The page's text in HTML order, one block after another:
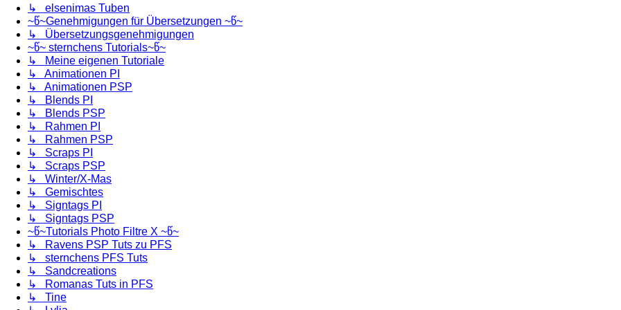
↳ elsenimas Tuben
~წ~Genehmigungen für Übersetzungen ~წ~
↳ Übersetzungsgenehmigungen
~წ~ sternchens Tutorials~წ~
↳ Meine eigenen Tutoriale
↳ Animationen PI
↳ Animationen PSP
↳ Blends PI
↳ Blends PSP
↳ Rahmen PI
↳ Rahmen PSP
↳ Scraps PI
↳ Scraps PSP
↳ Winter/X-Mas
↳ Gemischtes
↳ Signtags PI
↳ Signtags PSP
~წ~Tutorials Photo Filtre X ~წ~
↳ Ravens PSP Tuts zu PFS
↳ sternchens PFS Tuts
↳ Sandcreations
↳ Romanas Tuts in PFS
↳ Tine